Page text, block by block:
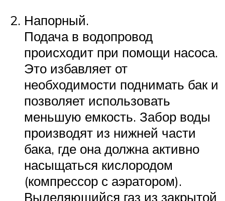
Напорный.
Подача в водопровод
происходит при помощи насоса.
Это избавляет от
необходимости поднимать бак и
позволяет использовать
меньшую емкость. Забор воды
производят из нижней части
бака, где она должна активно
насыщаться кислородом
(компрессор с аэратором).
Выделяющийся газ из закрытой